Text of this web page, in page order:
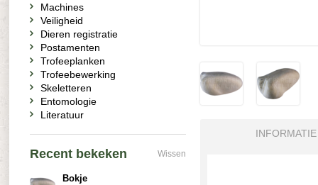
INFORMATIE
Machines
Veiligheid
Dieren registratie
Postamenten
Trofeeplanken
Trofeebewerking
Skeletteren
Entomologie
Literatuur
Recent bekeken Wissen
Bokje